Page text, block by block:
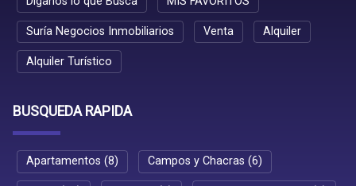
Suría Negocios Inmobiliarios Venta Alquiler
Alquiler Turístico
BUSQUEDA RAPIDA
Apartamentos (8) Campos y Chacras (6)